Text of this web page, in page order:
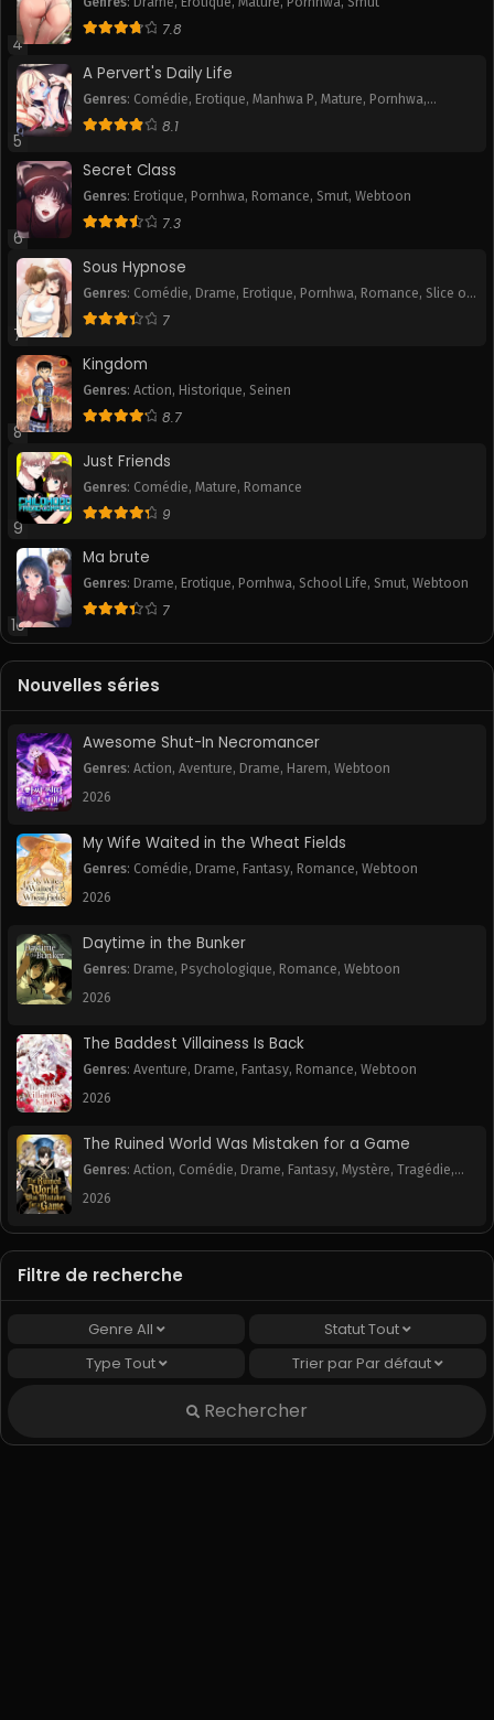
4
7.8
5
A Pervert's Daily Life
Genres: Comédie, Erotique, Manhwa P, Mature, Pornhwa,
Romance,Slice of Life
8.1
6
Secret Class
Genres: Erotique, Pornhwa, Romance, Smut, Webtoon
7.3
7
Sous Hypnose
Genres: Comédie, Drame, Erotique, Pornhwa, Romance, Slice of
Life,Smut 7
8
Kingdom
Genres: Action, Historique, Seinen
8.7
9
Just Friends
Genres: Comédie, Mature, Romance
9
10
Ma brute
Genres: Drame, Erotique, Pornhwa, School Life, Smut, Webtoon
7
Nouvelles séries
Awesome Shut-In Necromancer
Genres: Action, Aventure, Drame, Harem, Webtoon
2026
My Wife Waited in the Wheat Fields
Genres: Comédie, Drame, Fantasy, Romance, Webtoon
2026
Daytime in the Bunker
Genres: Drame, Psychologique, Romance, Webtoon
2026
The Baddest Villainess Is Back
Genres: Aventure, Drame, Fantasy, Romance, Webtoon
2026
The Ruined World Was Mistaken for a Game
Genres: Action, Comédie, Drame, Fantasy, Mystère, Tragédie,
2026
Filtre de recherche
Genre All StatutTout
Type Tout Trier par Par défaut
Rechercher